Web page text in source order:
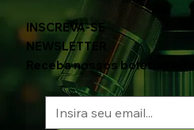
INSCREVA-SE
NEWSLETTER
Receba nossos boletins